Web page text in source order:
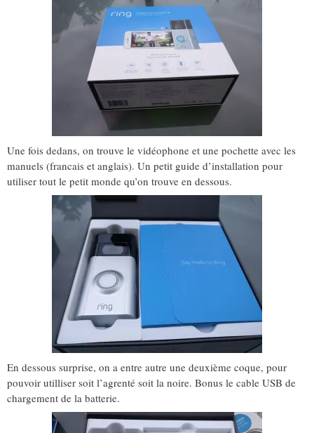
Une fois dedans, on trouve le vidéophone et une pochette avec les
manuels (francais et anglais). Un petit guide d’installation pour
utiliser tout le petit monde qu’on trouve en dessous.
En dessous surprise, on a entre autre une deuxième coque, pour
pouvoir utilliser soit l’agrenté soit la noire. Bonus le cable USB de
chargement de la batterie.